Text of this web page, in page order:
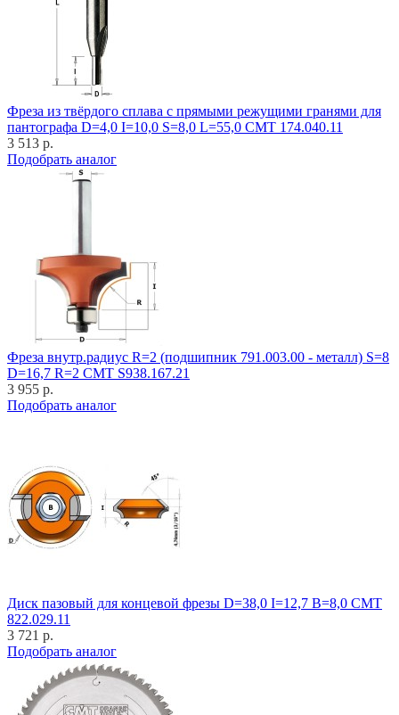
Фреза из твёрдого сплава с прямыми режущими гранями для
пантографа D=4,0 I=10,0 S=8,0 L=55,0 CMT 174.040.11
3 513 р.
Подобрать аналог
Фреза внутр.радиус R=2 (подшипник 791.003.00 - металл) S=8
D=16,7 R=2 CMT S938.167.21
3 955 р.
Подобрать аналог
Диск пазовый для концевой фрезы D=38,0 I=12,7 B=8,0 CMT
822.029.11
3 721 р.
Подобрать аналог